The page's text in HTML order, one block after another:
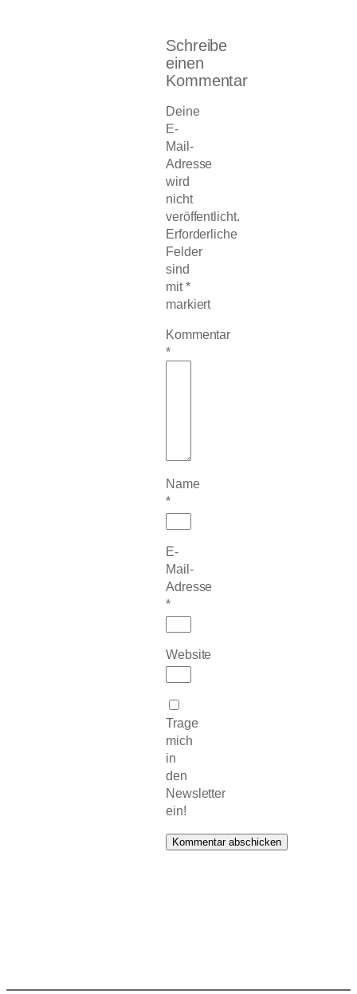
Schreibe
einen
Kommentar
Deine
E-
Mail-
Adresse
wird
nicht
veröffentlicht.
Erforderliche
Felder
sind
mit*
markiert
Kommentar
*
Name
*
E-
Mail-
Adresse
*
Website
Trage
mich
in
den
Newsletter
ein!